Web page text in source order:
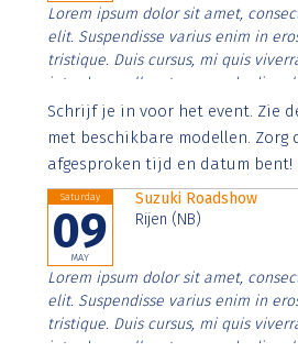
Lorem ipsum dolor sit amet,
elit. Suspendisse varius enim in
tristique. Duis cursus, mi quis
interdum nulla, ut commodo diam
Aenean faucibus nibh et justo
imperdiet. Nunc ut sem vitae risus
Schrijf je in voor het event. Zie
met beschikbare modellen. Zorg
afgesproken tijd en datum bent!
Saturday
09
MAY
Suzuki Roadshow
Rijen (NB)
Lorem ipsum dolor sit amet,
elit. Suspendisse varius enim in
tristique. Duis cursus, mi quis
interdum nulla, ut commodo diam